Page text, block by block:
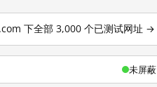
下全部 3,000 个已测试网址 →
未屏蔽